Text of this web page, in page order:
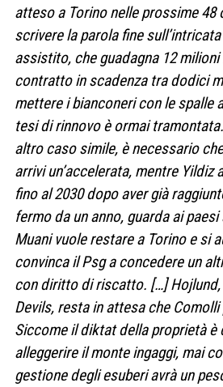
atteso a Torino nelle prossime 48
scrivere la parola fine
assistito, che guadagna 12
contratto in scadenza tra dodici
mettere i bianconeri con le spalle
tesi di rinnovo è ormai
altro caso simile, è necessario
arrivi un’accelerata, mentre Yildiz
fino al 2030 dopo aver già
fermo da un anno, guarda ai
Muani vuole restare a Torino e si
convinca il Psg a concedere un
con diritto di riscatto. […] Hojlund,
Devils, resta in attesa che
Siccome il diktat della proprietà è
alleggerire il monte ingaggi, mai
gestione degli esuberi avrà un